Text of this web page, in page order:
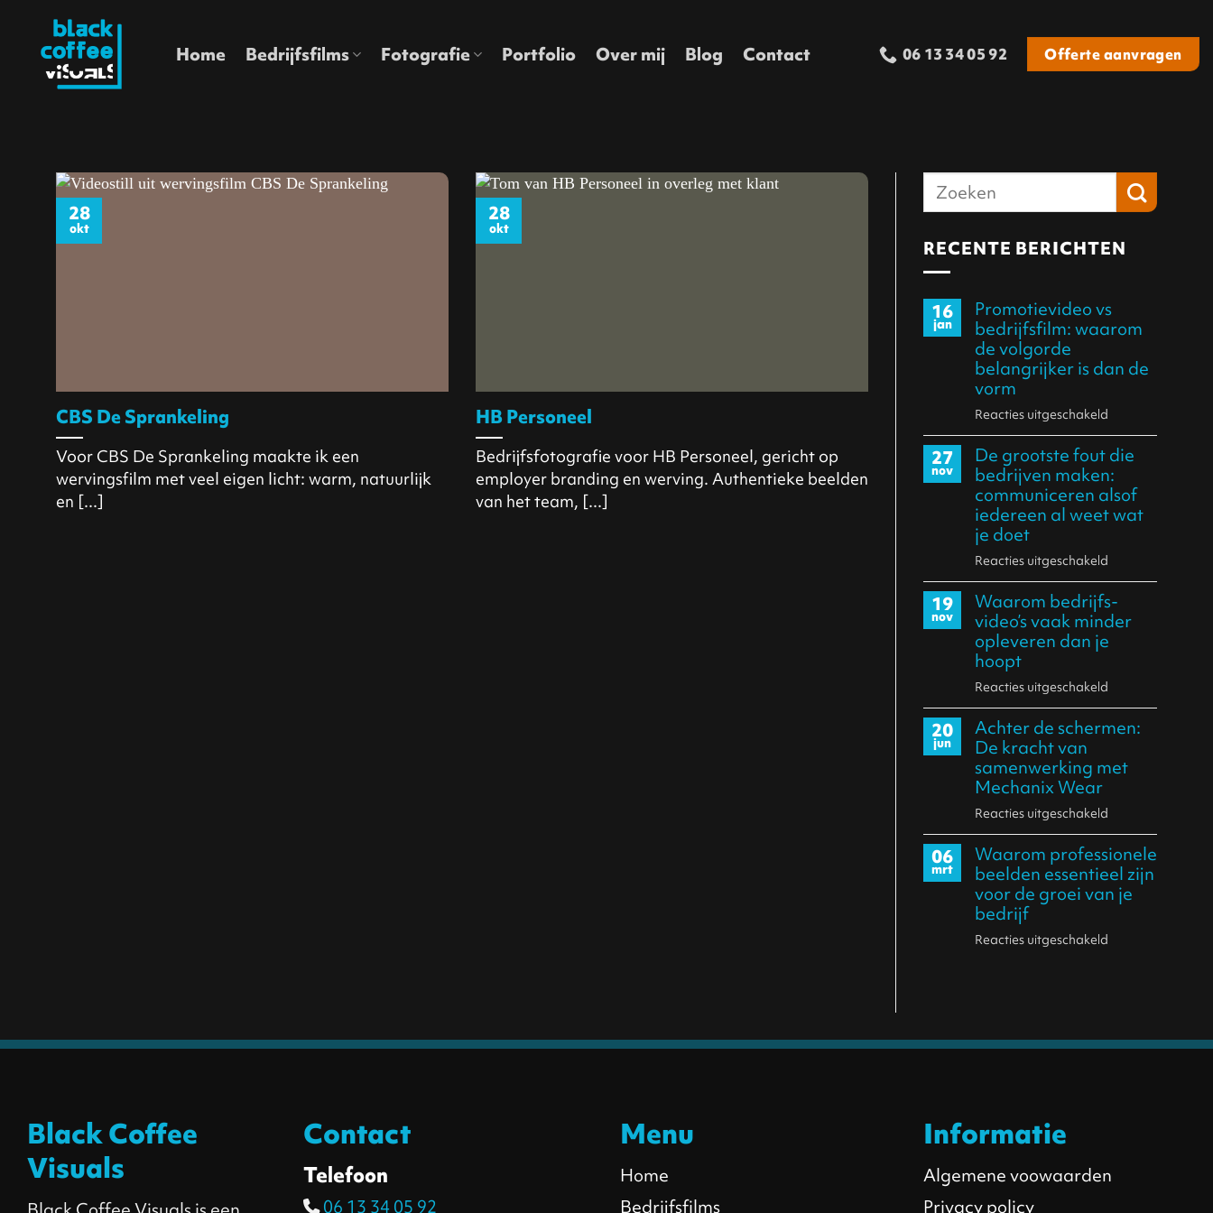
inhoud
Home Bedrijfsfilms Fotografie Portfolio Over mij Blog Contact 06 13 34 05 92‬ Offerte aanvragen
CBS De Sprankeling
Voor CBS De Sprankeling maakte ik een
wervingsfilm met veel eigen licht: warm, natuurlijk
en [...]
28
okt
HB Personeel
Bedrijfsfotografie voor HB Personeel, gericht op
employer branding en werving. Authentieke beelden
van het team, [...]
28
okt
RECENTE BERICHTEN
16
jan
Promotievideo vs
bedrijfsfilm: waarom
de volgorde
belangrijker is dan de
vorm
Reacties uitgeschakeld
Promotievideo
vs
bedrijfsfilm:
waarom
dan
27
nov
De grootste fout die
bedrijven maken:
communiceren alsof
iedereen al weet wat
je doet
Reacties uitgeschakeld
De
grootste
fout
iedereen
wat
je
doet
19
nov
Waarom bedrijfs­
video’s vaak minder
opleveren dan je
hoopt
Reacties uitgeschakeld
Waarom
bedrijfs­
vaak
dan
je
hoopt
20
jun
Achter de schermen:
De kracht van
samenwerking met
Mechanix Wear
Reacties uitgeschakeld
Achter
de
schermen:
De
Wear
06
mrt
Waarom professionele
beelden essentieel zijn
voor de groei van je
bedrijf
Reacties uitgeschakeld
zijn
Black Coffee
Visuals
Contact
Telefoon
06 13 34 05 92‬
Menu
Home
Bedrijfsfilms
Informatie
Algemene voowaarden
Privacy policy